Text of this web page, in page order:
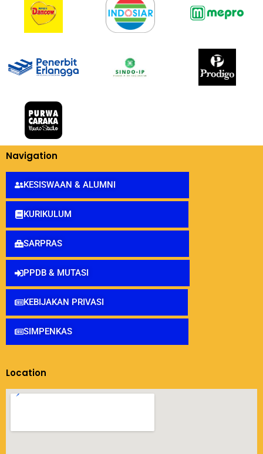
Navigation
KESISWAAN & ALUMNI
KURIKULUM
SARPRAS
PPDB & MUTASI
KEBIJAKAN PRIVASI
SIMPENKAS
Location